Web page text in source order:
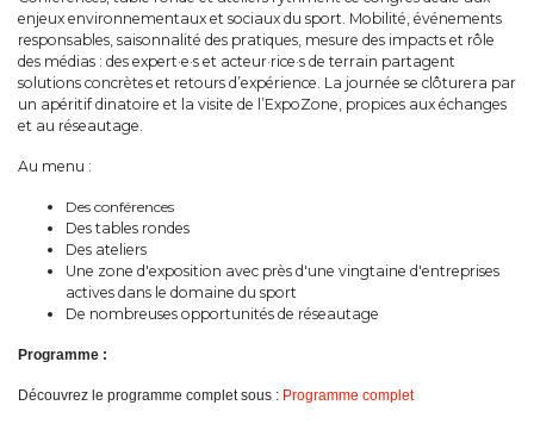
enjeux environnementaux et sociaux du sport. Mobilité, événements
responsables, saisonnalité des pratiques, mesure des impacts et rôle
des médias : des expert·e·s et acteur·rice·s de terrain partagent
solutions concrètes et retours d’expérience. La journée se clôturera par
un apéritif dinatoire et la visite de l’ExpoZone, propices aux échanges
et au réseautage.
Au menu :
Des conférences
Des tables rondes
Des ateliers
Une zone d'exposition avec près d'une vingtaine d'entreprises
actives dans le domaine du sport
De nombreuses opportunités de réseautage
Programme :
Découvrez le programme complet sous : Programme complet